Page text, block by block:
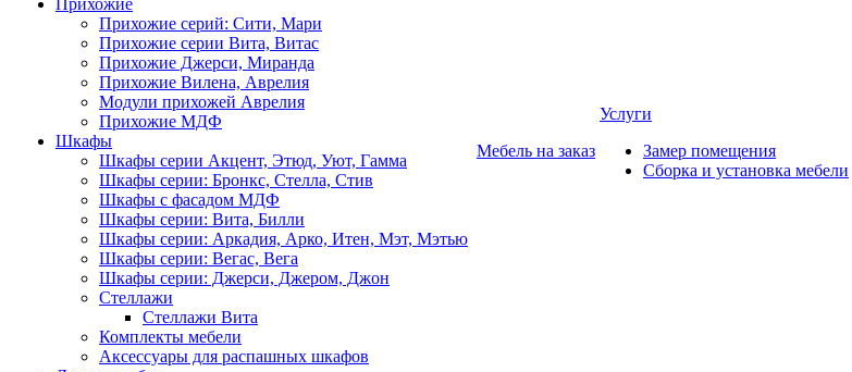
Прихожие
Прихожие серий: Сити, Мари
Прихожие серии Вита, Витас
Прихожие Джерси, Миранда
Прихожие Вилена, Аврелия
Модули прихожей Аврелия
Прихожие МДФ
Шкафы
Шкафы серии Акцент, Этюд, Уют, Гамма
Шкафы серии: Бронкс, Стелла, Стив
Шкафы с фасадом МДФ
Шкафы серии: Вита, Билли
Шкафы серии: Аркадия, Арко, Итен, Мэт, Мэтью
Шкафы серии: Вегас, Вега
Шкафы серии: Джерси, Джером, Джон
Стеллажи
Стеллажи Вита
Комплекты мебели
Аксессуары для распашных шкафов
Мебель на заказ
Услуги
Замер помещения
Сборка и установка мебели